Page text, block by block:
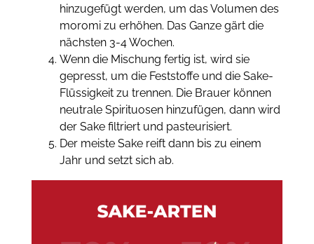
hinzugefügt werden, um das Volumen des
moromi zu erhöhen. Das Ganze gärt die
nächsten 3-4 Wochen.
Wenn die Mischung fertig ist, wird sie
gepresst, um die Feststoffe und die Sake-
Flüssigkeit zu trennen. Die Brauer können
neutrale Spirituosen hinzufügen, dann wird
der Sake filtriert und pasteurisiert.
Der meiste Sake reift dann bis zu einem
Jahr und setzt sich ab.